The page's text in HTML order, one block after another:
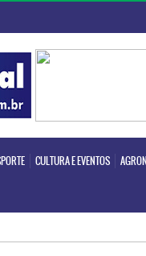
CULTURA E EVENTOS